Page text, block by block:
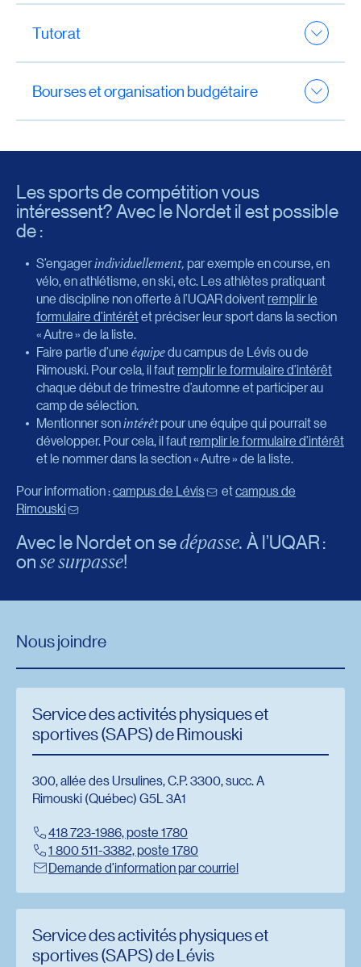
gestion du temps et les méthodes
Centre d’aide à
la réussite(CAR) pour plus d’information.
Tutorat
matières. Communiquez avec leCentre d’aide à la
(CAR) pour connaître les détails.
Bourses et organisation budgétaire
(Rimouski) ou à
(Lévis).
aux étudiants.
Les sports de compétition vous
intéressent? Avec le Nordet il est possible
de :
S’engagerindividuellement, par exemple en course, en
vélo, en athlétisme, en ski, etc. Les athlètes pratiquant
une discipline non offerte à l’UQAR doiventremplir le
formulaire d’intérêtet préciser leur sport dans la section
« Autre » de la liste.
Faire partie d’uneéquipedu campus de Lévis ou de
Rimouski. Pour cela, il fautremplir le formulaire d’intérêt
chaque début de trimestre d’automne et participer au
camp de sélection.
Mentionner sonintérêtpour une équipe qui pourrait se
développer. Pour cela, il fautremplir le formulaire d’intérêt
et le nommer dans la section « Autre » de la liste.
Pour information :campus de Lévis etcampus de
Rimouski
Avec le Nordet on sedépasse. À l’UQAR :
onse surpasse!
Nous joindre
Service des activités physiques et
sportives (SAPS) de Rimouski
300, allée des Ursulines, C.P. 3300, succ. A
Rimouski (Québec) G5L 3A1
418 723-1986, poste 1780
Redirection vers l’url : tel:+14187231986,1780
1 800 511-3382, poste 1780
Redirection vers l’url : tel:+18005113382,1780
Demande d’information par courriel
Redirection vers l’url : mailto:saps@uqar.ca
Service des activités physiques et
sportives (SAPS) de Lévis